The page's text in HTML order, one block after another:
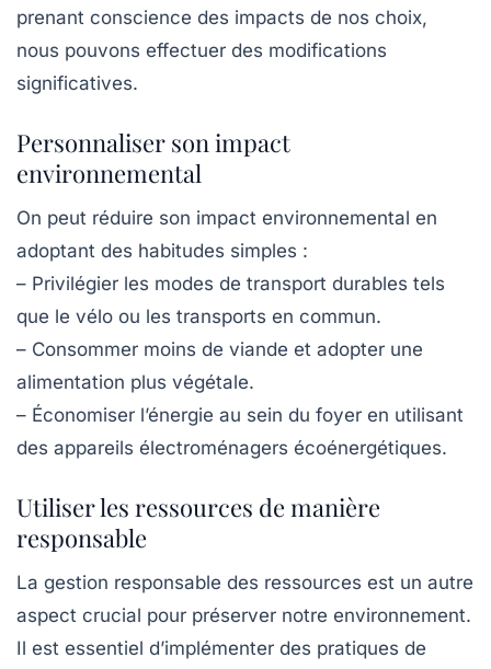
prenant conscience des impacts de nos choix,
nous pouvons effectuer des modifications
significatives.
Personnaliser son impact
environnemental
On peut réduire son impact environnemental en
adoptant des habitudes simples :
– Privilégier les modes de transport durables tels
que le vélo ou les transports en commun.
– Consommer moins de viande et adopter une
alimentation plus végétale.
– Économiser l’énergie au sein du foyer en utilisant
des appareils électroménagers écoénergétiques.
Utiliser les ressources de manière
responsable
La gestion responsable des ressources est un autre
aspect crucial pour préserver notre environnement.
Il est essentiel d’implémenter des pratiques de